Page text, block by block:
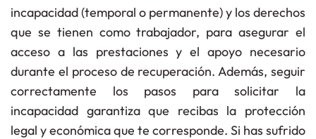
incapacidad (temporal o permanente) y los derechos
que se tienen como trabajador, para asegurar el
acceso a las prestaciones y el apoyo necesario
durante el proceso de recuperación. Además, seguir
correctamente los pasos para solicitar la
incapacidad garantiza que recibas la protección
legal y económica que te corresponde. Si has sufrido